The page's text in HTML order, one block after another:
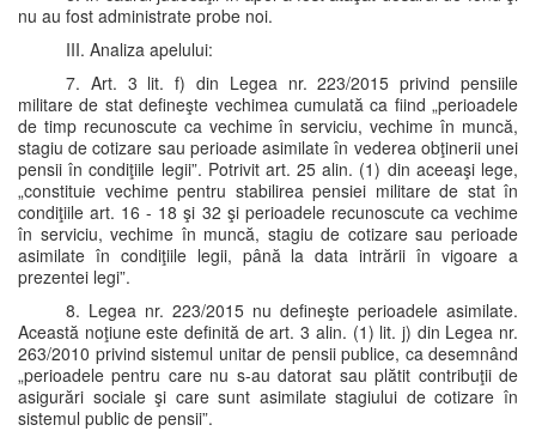
nu au fost administrate probe noi.
III. Analiza apelului:
7. Art. 3 lit. f) din Legea nr. 223/2015 privind pensiile
militare de stat defineşte vechimea cumulată ca fiind „perioadele
de timp recunoscute ca vechime în serviciu, vechime în muncă,
stagiu de cotizare sau perioade asimilate în vederea obţinerii unei
pensii în condiţiile legii”. Potrivit art. 25 alin. (1) din aceeaşi lege,
„constituie vechime pentru stabilirea pensiei militare de stat în
condiţiile art. 16 - 18 şi 32 şi perioadele recunoscute ca vechime
în serviciu, vechime în muncă, stagiu de cotizare sau perioade
asimilate în condiţiile legii, până la data intrării în vigoare a
prezentei legi”.
8. Legea nr. 223/2015 nu defineşte perioadele asimilate.
Această noţiune este definită de art. 3 alin. (1) lit. j) din Legea nr.
263/2010 privind sistemul unitar de pensii publice, ca desemnând
„perioadele pentru care nu s-au datorat sau plătit contribuţii de
asigurări sociale şi care sunt asimilate stagiului de cotizare în
sistemul public de pensii”.